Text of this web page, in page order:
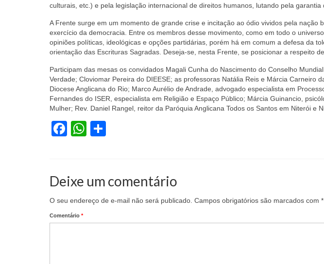
culturais, etc.) e pela legislação internacional de direitos humanos, lutando pela garantia
A Frente surge em um momento de grande crise e incitação ao ódio vividos pela nação
exercício da democracia. Entre os membros desse movimento, como em todo o
opiniões políticas, ideológicas e opções partidárias, porém há em comum a defesa da
orientação das Escrituras Sagradas. Deseja-se, nesta Frente, se posicionar a respeito
Participam das mesas os convidados Magali Cunha do Nascimento do Conselho
Verdade; Cloviomar Pereira do DIEESE; as professoras Natália Reis e Márcia Carneiro
Diocese Anglicana do Rio; Marco Aurélio de Andrade, advogado especialista em
Fernandes do ISER, especialista em Religião e Espaço Público; Márcia Guinancio,
Mulher; Rev. Daniel Rangel, reitor da Paróquia Anglicana Todos os Santos em Niterói e
Facebook
WhatsApp
Deixe um comentário
O seu endereço de e-mail não será publicado. Campos obrigatórios são marcados com *
Comentário *